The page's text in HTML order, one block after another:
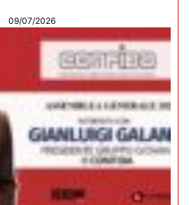
09/07/2026